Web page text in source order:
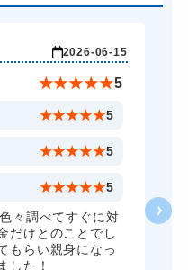
8,800円～(税込)
14,300円～(税込)...
11,000円～(税込)
11,000円～(税込)
10,780円～(税込)
8,800円～(税込)
2026-06-15
★★★★★5
★★★★★5
★★★★★5
★★★★★5
々調べてすぐに対
だけとのことでし
もらい親身になっ
した！